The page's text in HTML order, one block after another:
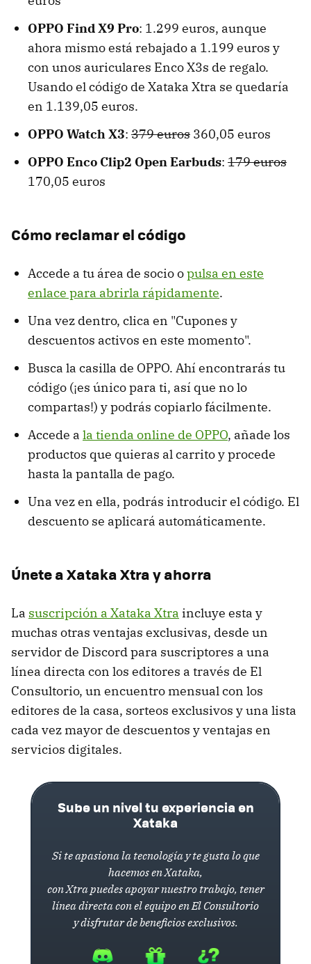
OPPO Find X9 Pro: 1.299 euros, aunque
ahora mismo está rebajado a 1.199 euros y
con unos auriculares Enco X3s de regalo.
Usando el código de Xataka Xtra se quedaría
en 1.139,05 euros.
OPPO Watch X3: 379 euros 360,05 euros
OPPO Enco Clip2 Open Earbuds: 179 euros
170,05 euros
Cómo reclamar el código
Accede a tu área de socio opulsa en este
enlace para abrirla rápidamente.
Una vez dentro, clica en "Cupones y
descuentos activos en este momento".
Busca la casilla de OPPO. Ahí encontrarás tu
código (¡es único para ti, así que no lo
compartas!) y podrás copiarlo fácilmente.
Accede a la tienda online de OPPO, añade los
productos que quieras al carrito y procede
hasta la pantalla de pago.
Una vez en ella, podrás introducir el código. El
descuento se aplicará automáticamente.
Únete a Xataka Xtra y ahorra
La suscripción a Xataka Xtra incluye esta y
muchas otras ventajas exclusivas, desde un
servidor de Discord para suscriptores a una
línea directa con los editores a través de El
Consultorio, un encuentro mensual con los
editores de la casa, sorteos exclusivos y una lista
cada vez mayor de descuentos y ventajas en
servicios digitales.
Sube un nivel tu experiencia en
Xataka
Si te apasiona la tecnología y te gusta lo que
hacemos en Xataka,
con Xtra puedes apoyar nuestro trabajo, tener
línea directa con el equipo en El Consultorio
y disfrutar de beneficios exclusivos.